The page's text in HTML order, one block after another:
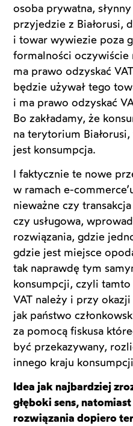
osoba prywatna,
przyjedzie z Białorusi,
i towar wywiezie poza
formalności oczywiście
ma prawo odzyskać
będzie używał tego
i ma prawo odzyskać
Bo zakładamy, że
na terytorium
jest konsumpcja.
I faktycznie te nowe
w ramach e-
nieważne czy
czy usługowa,
rozwiązania, gdzie
gdzie jest miejsce
tak naprawdę tym
konsumpcji, czyli
VAT należy i przy
jak państwo
za pomocą fiskusa
być przekazywany,
innego kraju
Idea jak najbardziej
głęboki sens,
rozwiązania dopiero